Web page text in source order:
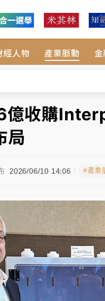
經人物 產業脈動 金
來登圍籬傾倒砸傷人 民
！新北淡水赫見龍捲風
部以北防豪雨 今晚、明天
出不進 未移置車輛最高
來登圍籬傾倒砸傷人 民
中部以北防豪雨 今晚、明
出不進 未移置車輛最高
億收購
局
2026/06/10 14:06 #產業